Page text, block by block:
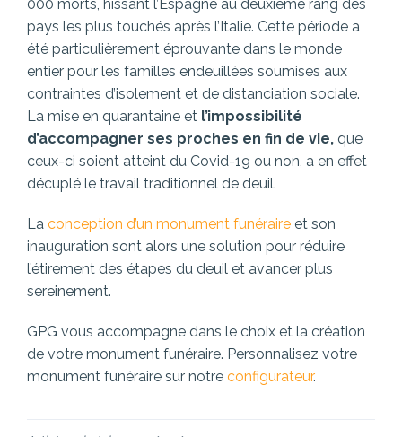
000 morts, hissant l’Espagne au deuxième rang des
pays les plus touchés après l’Italie. Cette période a
été particulièrement éprouvante dans le monde
entier pour les familles endeuillées soumises aux
contraintes d’isolement et de distanciation sociale.
La mise en quarantaine et l’impossibilité
d’accompagner ses proches en fin de vie, que
ceux-ci soient atteint du Covid-19 ou non, a en effet
décuplé le travail traditionnel de deuil.
La conception d’un monument funéraire et son
inauguration sont alors une solution pour réduire
l’étirement des étapes du deuil et avancer plus
sereinement.
GPG vous accompagne dans le choix et la création
de votre monument funéraire. Personnalisez votre
monument funéraire sur notre configurateur.